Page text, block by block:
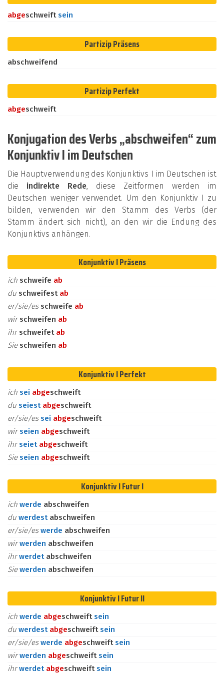
abgeschweiftsein
Partizip Präsens
abschweifend
Partizip Perfekt
abgeschweift
Konjugation des Verbs „abschweifen“ zum
Konjunktiv I im Deutschen
Die Hauptverwendung des Konjunktivs I im Deutschen ist
die indirekte Rede, diese Zeitformen werden im
Deutschen weniger verwendet. Um den Konjunktiv I zu
bilden, verwenden wir den Stamm des Verbs (der
Stamm ändert sich nicht), an den wir die Endung des
Konjunktivs anhängen.
Konjunktiv I Präsens
ich schweife ab
du schweifest ab
er/sie/es schweife ab
wirschweifen ab
ihrschweifet ab
Sie schweifen ab
Konjunktiv I Perfekt
ich sei abgeschweift
du seiest abgeschweift
er/sie/essei abgeschweift
wirseien abgeschweift
ihrseiet abgeschweift
Sieseien abgeschweift
Konjunktiv I Futur I
ich werde abschweifen
du werdest abschweifen
er/sie/eswerde abschweifen
wirwerden abschweifen
ihrwerdet abschweifen
Siewerden abschweifen
Konjunktiv I Futur II
ich werde abgeschweiftsein
du werdest abgeschweiftsein
er/sie/eswerde abgeschweiftsein
wirwerden abgeschweiftsein
ihrwerdet abgeschweiftsein